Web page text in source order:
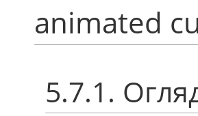
animated
5.7.1.